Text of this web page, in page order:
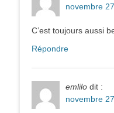
novembre
C’est toujours aussi
Répondre
emlilo dit :
novembre